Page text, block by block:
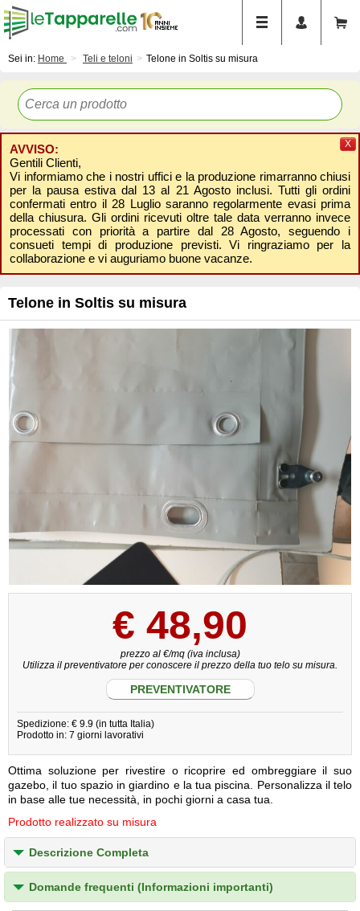
Sei in: Home Teli e teloni Telone in Soltis su misura
AVVISO:
Gentili Clienti,
Vi informiamo che i nostri uffici e la produzione rimarranno chiusi
per la pausa estiva dal 13 al 21 Agosto inclusi. Tutti gli ordini
confermati entro il 28 Luglio saranno regolarmente evasi prima
della chiusura. Gli ordini ricevuti oltre tale data verranno invece
processati con priorità a partire dal 28 Agosto, seguendo i
consueti tempi di produzione previsti. Vi ringraziamo per la
collaborazione e vi auguriamo buone vacanze.
X
Telone in Soltis su misura
€ 48,90
prezzo al €/mq (iva inclusa)
Utilizza il preventivatore per conoscere il prezzo della tuo telo su misura.
PREVENTIVATORE
Spedizione: € 9.9 (in tutta Italia)
Prodotto in: 7 giorni lavorativi
Ottima soluzione per rivestire o ricoprire ed ombreggiare il suo
gazebo, il tuo spazio in giardino e la tua piscina. Personalizza il telo
in base alle tue necessità, in pochi giorni a casa tua.
Prodotto realizzato su misura
Descrizione Completa
Domande frequenti (Informazioni importanti)